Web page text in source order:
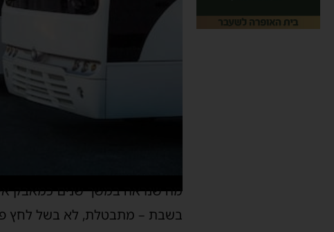
מה שנראה במשך שנים כמאבק
בשבת – מתבטלת, לא בשל לחץ